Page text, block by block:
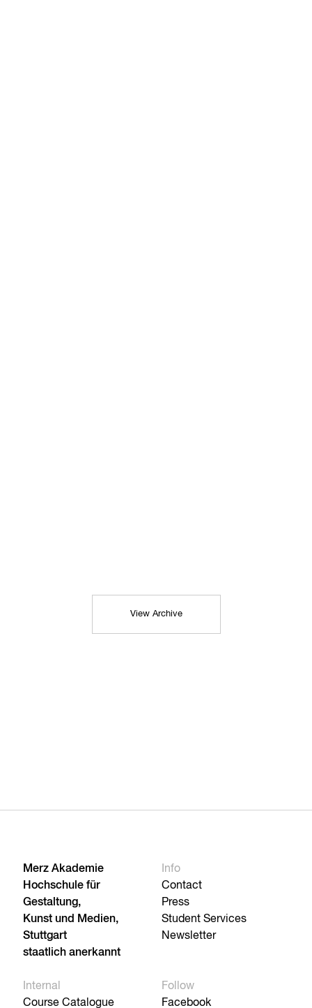
View Archive
Merz Akademie
Hochschule für
Gestaltung,
Kunst und Medien,
Stuttgart
staatlich anerkannt
Info
Contact
Press
Student Services
Newsletter
Internal
Course Catalogue
Follow
Facebook